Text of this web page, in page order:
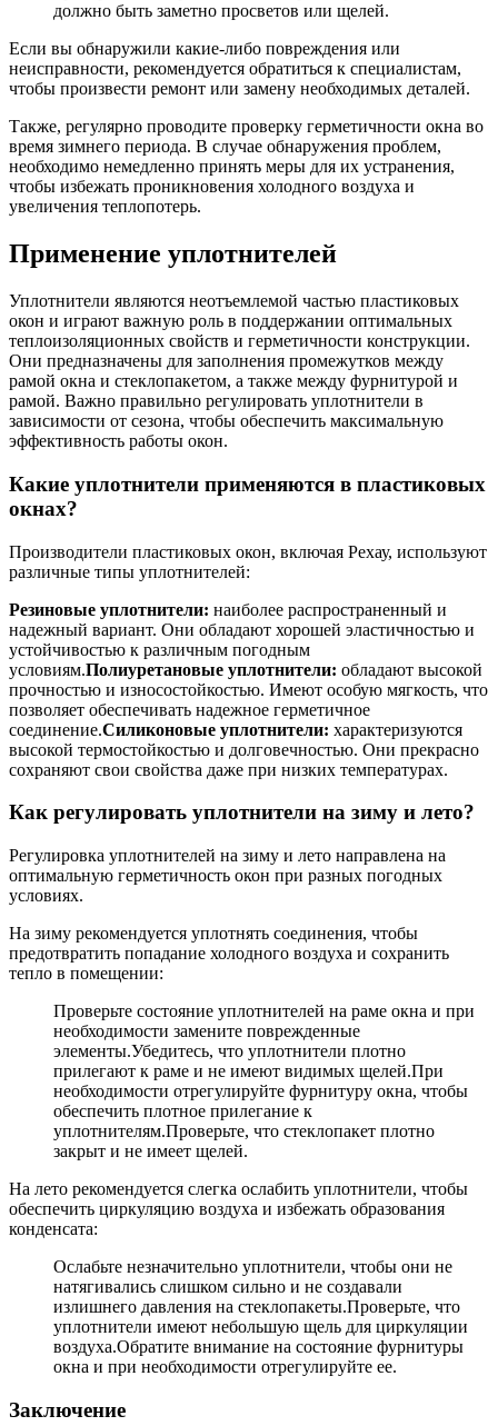
должно быть заметно просветов или щелей.
Если вы обнаружили какие-либо повреждения или
неисправности, рекомендуется обратиться к специалистам,
чтобы произвести ремонт или замену необходимых деталей.
Также, регулярно проводите проверку герметичности окна во
время зимнего периода. В случае обнаружения проблем,
необходимо немедленно принять меры для их устранения,
чтобы избежать проникновения холодного воздуха и
увеличения теплопотерь.
Применение уплотнителей
Уплотнители являются неотъемлемой частью пластиковых
окон и играют важную роль в поддержании оптимальных
теплоизоляционных свойств и герметичности конструкции.
Они предназначены для заполнения промежутков между
рамой окна и стеклопакетом, а также между фурнитурой и
рамой. Важно правильно регулировать уплотнители в
зависимости от сезона, чтобы обеспечить максимальную
эффективность работы окон.
Какие уплотнители применяются в пластиковых
окнах?
Производители пластиковых окон, включая Рехау, используют
различные типы уплотнителей:
Резиновые уплотнители: наиболее распространенный и
надежный вариант. Они обладают хорошей эластичностью и
устойчивостью к различным погодным
условиям.Полиуретановые уплотнители: обладают высокой
прочностью и износостойкостью. Имеют особую мягкость, что
позволяет обеспечивать надежное герметичное
соединение.Силиконовые уплотнители: характеризуются
высокой термостойкостью и долговечностью. Они прекрасно
сохраняют свои свойства даже при низких температурах.
Как регулировать уплотнители на зиму и лето?
Регулировка уплотнителей на зиму и лето направлена на
оптимальную герметичность окон при разных погодных
условиях.
На зиму рекомендуется уплотнять соединения, чтобы
предотвратить попадание холодного воздуха и сохранить
тепло в помещении:
Проверьте состояние уплотнителей на раме окна и при
необходимости замените поврежденные
элементы.Убедитесь, что уплотнители плотно
прилегают к раме и не имеют видимых щелей.При
необходимости отрегулируйте фурнитуру окна, чтобы
обеспечить плотное прилегание к
уплотнителям.Проверьте, что стеклопакет плотно
закрыт и не имеет щелей.
На лето рекомендуется слегка ослабить уплотнители, чтобы
обеспечить циркуляцию воздуха и избежать образования
конденсата:
Ослабьте незначительно уплотнители, чтобы они не
натягивались слишком сильно и не создавали
излишнего давления на стеклопакеты.Проверьте, что
уплотнители имеют небольшую щель для циркуляции
воздуха.Обратите внимание на состояние фурнитуры
окна и при необходимости отрегулируйте ее.
Заключение